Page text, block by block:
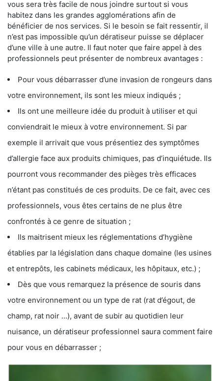
vous sera très facile de nous joindre surtout si vous
habitez dans les grandes agglomérations afin de
bénéficier de nos services. Si le besoin se fait ressentir, il
n’est pas impossible qu’un dératiseur puisse se déplacer
d’une ville à une autre. Il faut noter que faire appel à des
professionnels peut présenter de nombreux avantages :
Pour vous débarrasser d’une invasion de rongeurs dans
votre environnement, ils sont les mieux indiqués ;
Ils ont une meilleure idée du produit à utiliser et qui
conviendrait le mieux à votre environnement. Si par
exemple il arrivait que vous présentiez des symptômes
d’allergie face aux produits chimiques, pas d’inquiétude. Ils
pourront vous recommander des pièges très efficaces
n’étant pas constitués de ces produits. De ce fait, avec ces
professionnels, vous êtes certains de ne plus être
confrontés à ce genre de situation ;
Ils maitrisent mieux les réglementations d’hygiène
établies par la législation dans chaque domaine (les usines
et entrepôts, les cabinets médicaux, les hôpitaux, etc.) ;
Dès que vous remarquez la présence de souris dans
votre environnement ou un type de rat (rat d’égout, de
champ, rat noir …), avant de subir au quotidien leur
nuisance, un dératiseur professionnel saura comment faire
pour vous en débarrasser ;